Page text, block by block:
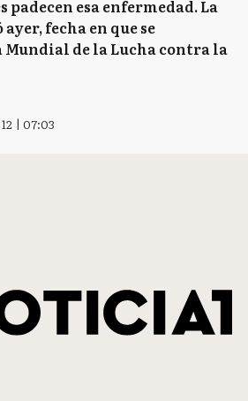
padecen esa enfermedad. La
fecha en que se
Mundial de la Lucha contra la
| 07:03